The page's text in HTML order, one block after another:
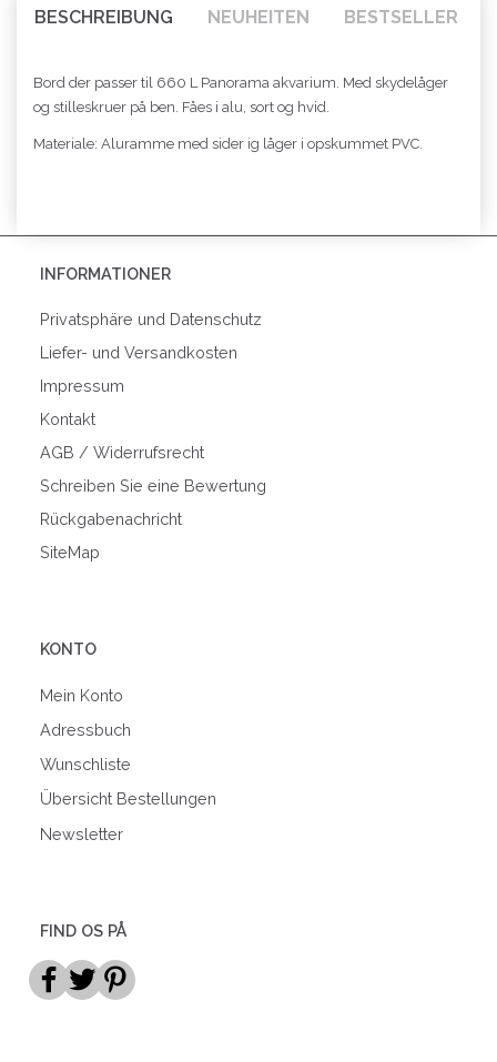
BESCHREIBUNG NEUHEITEN BESTSELLER
Bord der passer til 660 L Panorama akvarium. Med skydelåger
og stilleskruer på ben. Fåes i alu, sort og hvid.
Materiale: Aluramme med sider ig låger i opskummet PVC.
INFORMATIONER
Privatsphäre und Datenschutz
Liefer- und Versandkosten
Impressum
Kontakt
AGB / Widerrufsrecht
Schreiben Sie eine Bewertung
Rückgabenachricht
SiteMap
KONTO
Mein Konto
Adressbuch
Wunschliste
Übersicht Bestellungen
Newsletter
FIND OS PÅ